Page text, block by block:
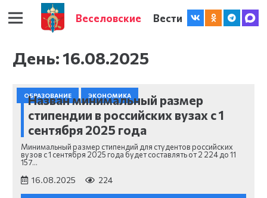
Веселовские Вести
День:16.08.2025
ОБРАЗОВАНИЕ ЭКОНОМИКА
Назван минимальный размер
стипендии в российских вузах с 1
сентября 2025 года
Минимальный размер стипендий для студентов российских
вузов с 1 сентября 2025 года будет составлять от 2 224 до 11
157…
16.08.2025 224